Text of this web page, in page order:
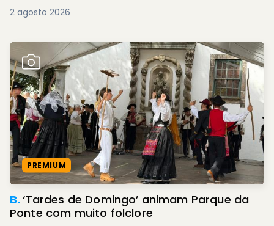
2 agosto 2026
PREMIUM
B.‘Tardes de Domingo’ animam Parque da
Ponte com muito folclore